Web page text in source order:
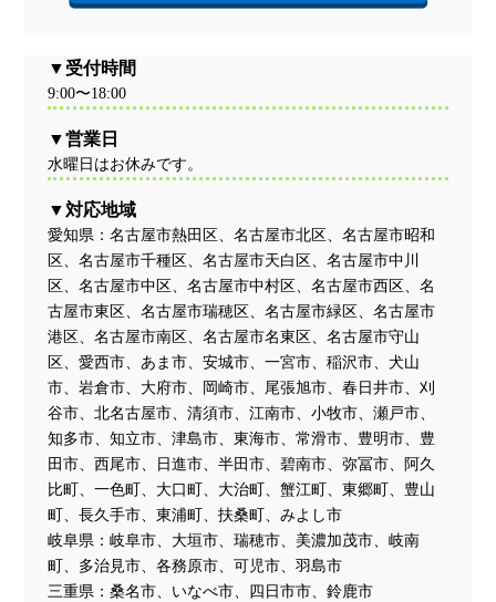
受付時間
9:00〜18:00
営業日
水曜日はお休みです。
対応地域
愛知県：名古屋市熱田区、名古屋市北区、名古屋市昭和
区、名古屋市千種区、名古屋市天白区、名古屋市中川
区、名古屋市中区、名古屋市中村区、名古屋市西区、名
古屋市東区、名古屋市瑞穂区、名古屋市緑区、名古屋市
港区、名古屋市南区、名古屋市名東区、名古屋市守山
区、愛西市、あま市、安城市、一宮市、稲沢市、犬山
市、岩倉市、大府市、岡崎市、尾張旭市、春日井市、刈
谷市、北名古屋市、清須市、江南市、小牧市、瀬戸市、
知多市、知立市、津島市、東海市、常滑市、豊明市、豊
田市、西尾市、日進市、半田市、碧南市、弥冨市、阿久
比町、一色町、大口町、大治町、蟹江町、東郷町、豊山
町、長久手市、東浦町、扶桑町、みよし市
岐阜県：岐阜市、大垣市、瑞穂市、美濃加茂市、岐南
町、多治見市、各務原市、可児市、羽島市
三重県：桑名市、いなべ市、四日市市、鈴鹿市